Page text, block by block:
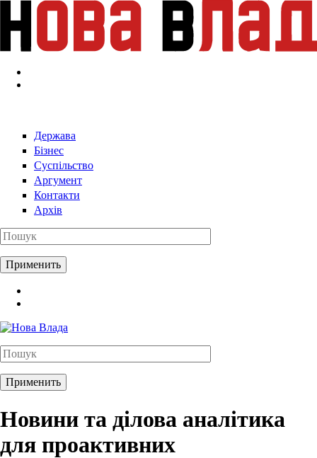
Перейти к основному содержанию
Держава
Бізнес
Суспільство
Аргумент
Контакти
Архів
Новини та ділова аналітика
для проактивних